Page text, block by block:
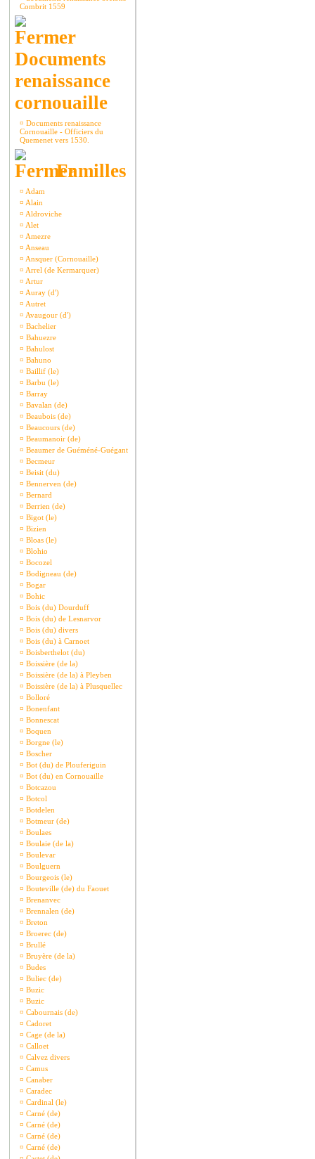
Combrit 1559
Documents
renaissance
cornouaille
¤ Documents renaissance
Cornouaille - Officiers du
Quemenet vers 1530.
Familles
¤ Adam
¤ Alain
¤ Aldroviche
¤ Alet
¤ Amezre
¤ Anseau
¤ Ansquer (Cornouaille)
¤ Arrel (de Kermarquer)
¤ Artur
¤ Auray (d')
¤ Autret
¤ Avaugour (d')
¤ Bachelier
¤ Bahuezre
¤ Bahulost
¤ Bahuno
¤ Baillif (le)
¤ Barbu (le)
¤ Barray
¤ Bavalan (de)
¤ Beaubois (de)
¤ Beaucours (de)
¤ Beaumanoir (de)
¤ Beaumer de Guéméné-Guégant
¤ Becmeur
¤ Beisit (du)
¤ Bennerven (de)
¤ Bernard
¤ Berrien (de)
¤ Bigot (le)
¤ Bizien
¤ Bloas (le)
¤ Blohio
¤ Bocozel
¤ Bodigneau (de)
¤ Bogar
¤ Bohic
¤ Bois (du) Dourduff
¤ Bois (du) de Lesnarvor
¤ Bois (du) divers
¤ Bois (du) à Carnoet
¤ Boisberthelot (du)
¤ Boissière (de la)
¤ Boissière (de la) à Pleyben
¤ Boissière (de la) à Plusquellec
¤ Bolloré
¤ Bonenfant
¤ Bonnescat
¤ Boquen
¤ Borgne (le)
¤ Boscher
¤ Bot (du) de Plouferiguin
¤ Bot (du) en Cornouaille
¤ Botcazou
¤ Botcol
¤ Botdelen
¤ Botmeur (de)
¤ Boulaes
¤ Boulaie (de la)
¤ Boulevar
¤ Boulguern
¤ Bourgeois (le)
¤ Bouteville (de) du Faouet
¤ Brenanvec
¤ Brennalen (de)
¤ Breton
¤ Broerec (de)
¤ Brullé
¤ Bruyère (de la)
¤ Budes
¤ Buliec (de)
¤ Buzic
¤ Buzic
¤ Cabournais (de)
¤ Cadoret
¤ Cage (de la)
¤ Calloet
¤ Calvez divers
¤ Camus
¤ Canaber
¤ Caradec
¤ Cardinal (le)
¤ Carné (de)
¤ Carné (de)
¤ Carné (de)
¤ Carné (de)